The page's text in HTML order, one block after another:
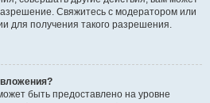
Свяжитесь с модератором или
для получения такого разрешения.
быть предоставлено на уровне